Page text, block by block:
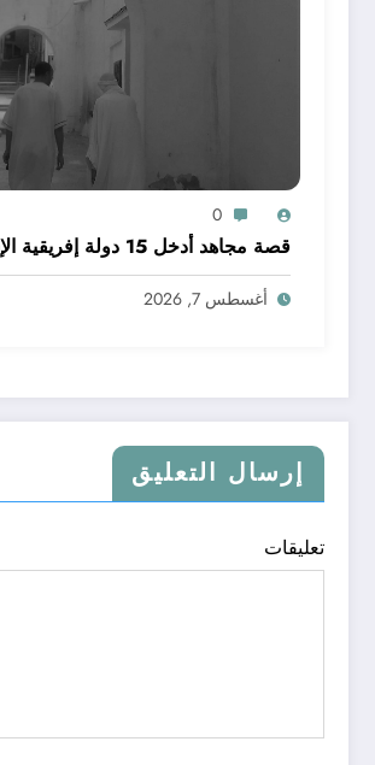
0
قصة مجاهد أدخل 15 دولة إفريقية الإسلام
أغسطس 7, 2026
إرسال التعليق
تعليقات